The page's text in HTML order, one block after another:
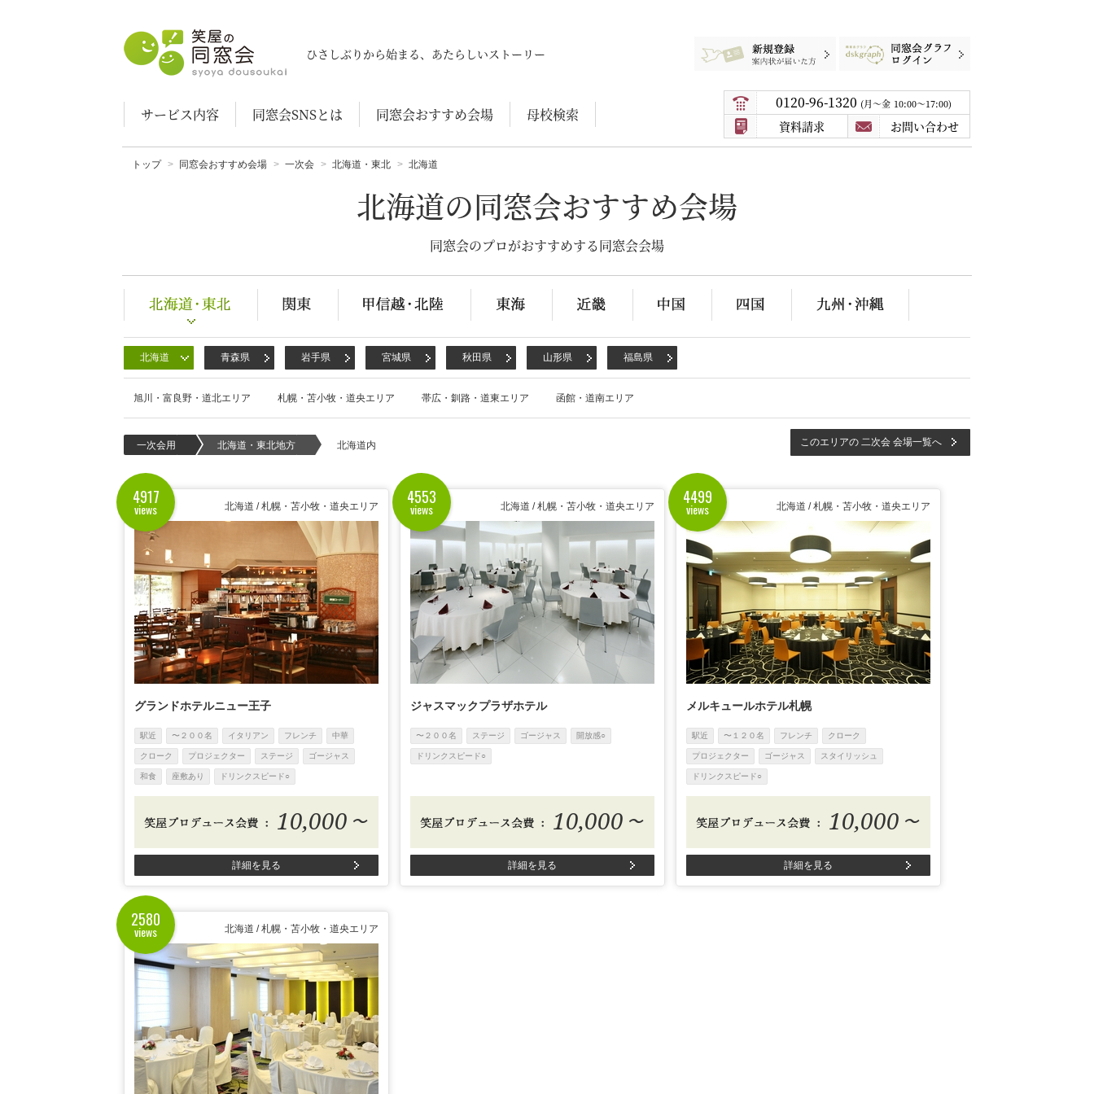
笑屋の同窓会
ひさしぶりから始まる、あたらしいストーリー
案内状が届いた方 同窓会グラフログイン
サービス内容 同窓会SNSとは 同窓会おすすめ会場 母校検索
0120-96-1320 月〜金 10:00～17:00
資料請求 お問い合わせ
トップ 同窓会おすすめ会場 一次会 北海道・東北 北海道
北海道の同窓会おすすめ会場
同窓会のプロがおすすめする同窓会会場
北海道 青森県 岩手県 宮城県 秋田県 山形県 福島県
旭川・富良野・道北エリア 札幌・苫小牧・道央エリア 帯広・釧路・道東エリア 函館・道南エリア
一次会用 北海道・東北地方 北海道内 このエリアの 二次会 会場一覧へ
北海道 / 札幌・苫小牧・道央エリア
グランドホテルニュー王子
駅近 〜２００名 イタリアン フレンチ 中華
クローク プロジェクター ステージ ゴージャス
和食 座敷あり ドリンクスピード○
10,000 〜
4917
views
詳細を見る
北海道 / 札幌・苫小牧・道央エリア
ジャスマックプラザホテル
〜２００名 ステージ ゴージャス 開放感○
ドリンクスピード○
10,000 〜
4553
views
詳細を見る
北海道 / 札幌・苫小牧・道央エリア
メルキュールホテル札幌
駅近 〜１２０名 フレンチ クローク
プロジェクター ゴージャス スタイリッシュ
ドリンクスピード○
10,000 〜
4499
views
詳細を見る
北海道 / 札幌・苫小牧・道央エリア
2580
views